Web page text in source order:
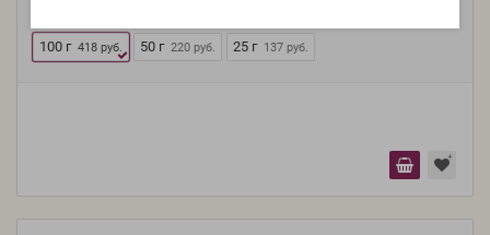
100 г 418 руб. 50 г 220 руб. 25 г 137 руб.